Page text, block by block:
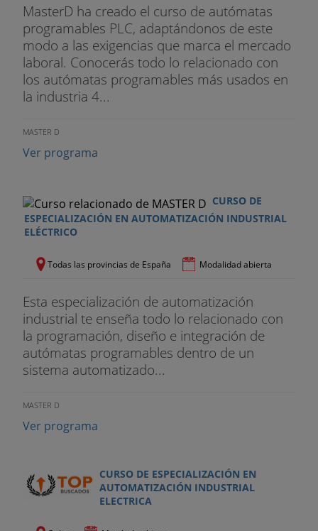
MasterD ha creado el curso de autómatas
programables PLC, adaptándonos de este
modo a las exigencias que marca el mercado
laboral. Conocerás todo lo relacionado con
los autómatas programables más usados en
la industria 4...
MASTER D
Ver programa
CURSO DE
ESPECIALIZACIÓN EN AUTOMATIZACIÓN INDUSTRIAL
ELÉCTRICO
Todas las provincias de España Modalidad abierta
Esta especialización de automatización
industrial te enseña todo lo relacionado con
la programación, diseño e integración de
autómatas programables dentro de un
sistema automatizado...
MASTER D
Ver programa
CURSO DE ESPECIALIZACIÓN EN
AUTOMATIZACIÓN INDUSTRIAL
ELECTRICA